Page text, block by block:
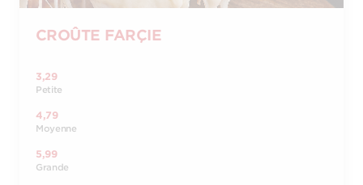
CROÛTE FARÇIE
3,29
Petite
4,79
Moyenne
5,99
Grande